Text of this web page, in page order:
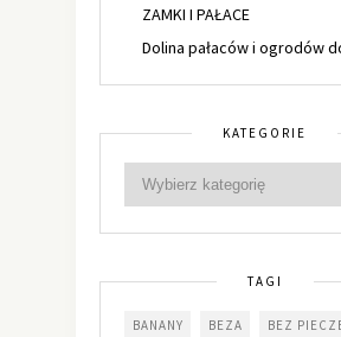
ZAMKI I PAŁACE
Dolina pałaców i ogrodów
KATEGORIE
TAGI
BANANY BEZA BEZ